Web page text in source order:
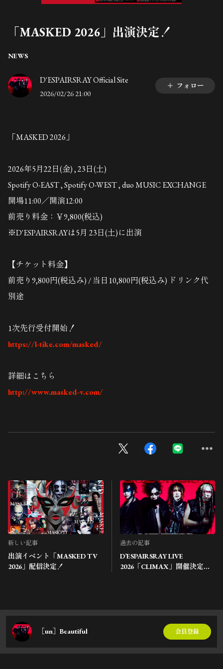
「MASKED 2026」出演決定！
NEWS
D'ESPAIRSRAY Official Site
2026/02/26 21:00
フォロー
「MASKED 2026」
2026年5月22日(金) , 23日(土)
Spotify O-EAST , Spotify O-WEST , duo MUSIC EXCHANGE
開場11:00／開演12:00
前売り料金：￥9,800(税込)
※D'ESPAIRSRAYは5月 23日(土)に出演
【チケット料金】
前売り9,800円(税込み) / 当日10,800円(税込み) ドリンク代
別途
1次先行受付開始！
https://l-tike.com/masked/
詳細はこちら
http://www.masked-v.com/
新しい記事
出演イベント「MASKED TV
2026」配信決定！
過去の記事
D’ESPAIRSRAY LIVE
2026「CLIMAX」開催決定！
［un］Beautiful 会員登録